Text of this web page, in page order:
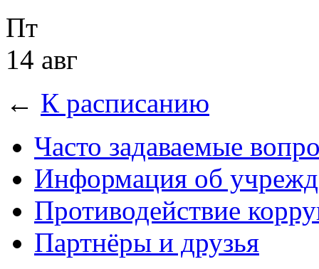
Пт
14 авг
← К расписанию
Часто задаваемые
Информация об
Противодействие
Партнёры и друзья